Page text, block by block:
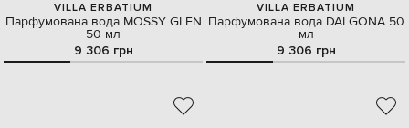
VILLA ERBATIUM
Парфумована вода MOSSY GLEN
50 мл
9 306 грн
VILLA ERBATIUM
Парфумована вода DALGONA 50
мл
9 306 грн